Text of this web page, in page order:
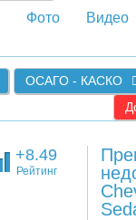
Фото Видео
ОСАГО - КАСКО
+8.49
Рейтинг